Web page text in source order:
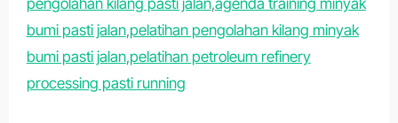
pengolahan kilang pasti jalan,agenda training minyak
bumi pasti jalan,pelatihan pengolahan kilang minyak
bumi pasti jalan,pelatihan petroleum refinery
processing pasti running